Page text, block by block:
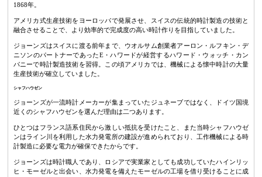
1868年。
アメリカ式生産技術をヨーロッパで発展させ、スイスの伝統的時計製造の技術と
融合させることで、より効率的で完成度の高い時計作りを目指していました。
ジョーンズはスイスに渡る前年まで、ウオルサム創業者アーロン・ルフキン・デ
ニソンのパートナーであったE・ハワードが経営するハワード・ウォッチ・カン
パニーで時計製造技術を習得。この頃アメリカでは、機械による懐中時計の大量
生産技術が確立していました。
シャフハウゼン
ジョーンズが一流時計メーカーが集まっていたジュネーブではなく、ドイツ国境
近くのシャフハウゼンを選んだ理由は二つあります。
ひとつはフランス語系住民から激しい抵抗を受けたこと、また当時シャフハウゼ
ンはライン川を利用した水力発電所の建設が進められており、工作機械による時
計製造に必要な電力が確保できたからです。
ジョーンズは時計職人であり、ロシアで実業家としても成功していたハインリッ
ヒ・モーゼルと出会い、水力発電を備えたモーゼルの工場を借り受けることに成